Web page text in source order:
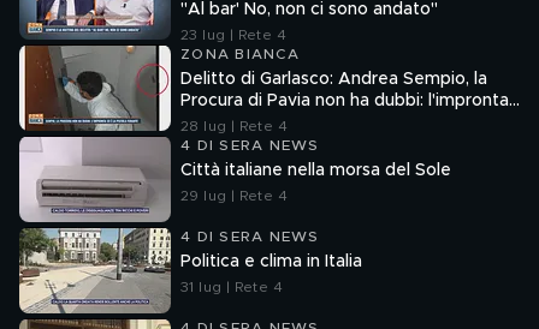
"Al bar' No, non ci sono andato"
23 lug | Rete 4
ZONA BIANCA
Delitto di Garlasco: Andrea Sempio, la
Procura di Pavia non ha dubbi: l'impronta
33 è la pistola fumante
28 lug | Rete 4
4 DI SERA NEWS
Città italiane nella morsa del Sole
29 lug | Rete 4
4 DI SERA NEWS
Politica e clima in Italia
31 lug | Rete 4